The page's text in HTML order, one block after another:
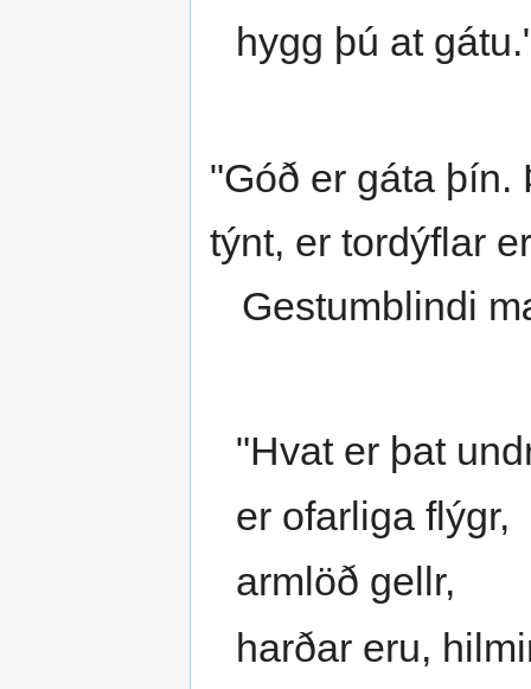
hygg þú at
"Góð er gáta þín.
týnt, er tordýflar
Gestumblindi
"Hvat er þat
er ofarliga flýgr,
armlöð gellr,
harðar eru,